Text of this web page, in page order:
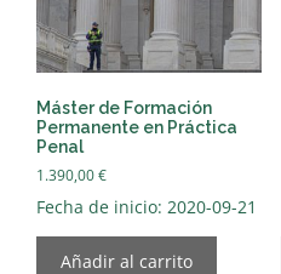
Máster de Formación
Permanente en Práctica
Penal
1.390,00€
Fecha de inicio: 2020-09-21
Añadir al carrito